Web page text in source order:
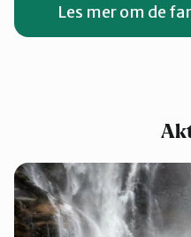
Les mer om de